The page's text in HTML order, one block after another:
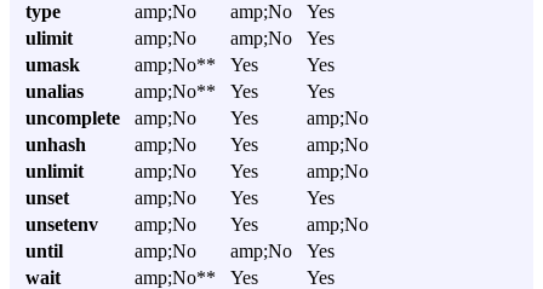
type
amp;No amp;No
Yes
ulimit
amp;No amp;No
Yes
umask
amp;No** Yes
Yes
unalias
amp;No** Yes
Yes
uncomplete
amp;No Yes
amp;No
unhash
amp;No Yes
amp;No
unlimit
amp;No Yes
amp;No
unset
amp;No Yes
Yes
unsetenv
amp;No Yes
amp;No
until
amp;No amp;No
Yes
wait
amp;No** Yes
Yes